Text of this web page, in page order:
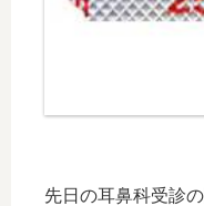
先日の耳鼻科受診